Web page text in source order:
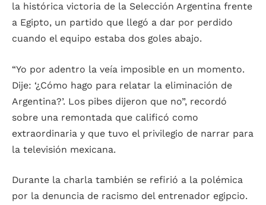
la histórica victoria de la Selección Argentina frente
a Egipto, un partido que llegó a dar por perdido
cuando el equipo estaba dos goles abajo.
“Yo por adentro la veía imposible en un momento.
Dije: ‘¿Cómo hago para relatar la eliminación de
Argentina?’. Los pibes dijeron que no”, recordó
sobre una remontada que calificó como
extraordinaria y que tuvo el privilegio de narrar para
la televisión mexicana.
Durante la charla también se refirió a la polémica
por la denuncia de racismo del entrenador egipcio.